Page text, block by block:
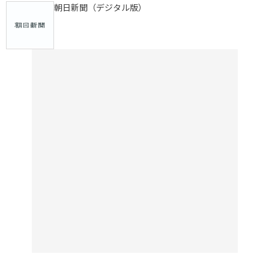
朝日新聞（デジタル版）